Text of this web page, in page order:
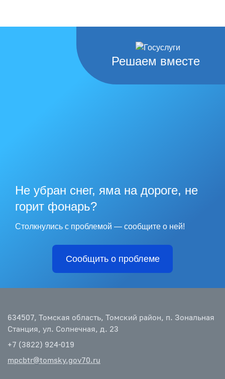
Решаем вместе
Не убран снег, яма на дороге, не
горит фонарь?
Столкнулись с проблемой — сообщите о ней!
Сообщить о проблеме
634507, Томская область, Томский район, п. Зональная
Станция, ул. Солнечная, д. 23
+7 (3822) 924-019
mpcbtr@tomsky.gov70.ru